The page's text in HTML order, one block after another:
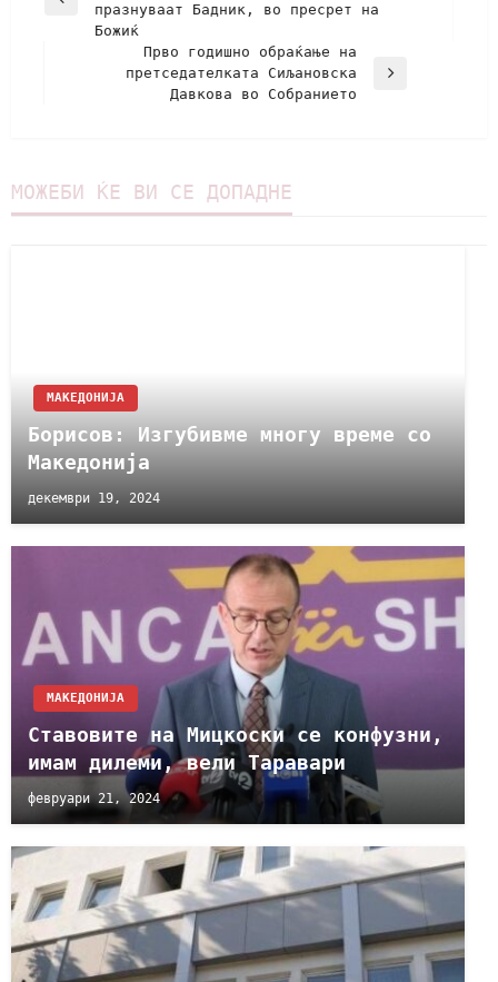
празнуваат Бадник, во пресрет на
Божиќ
Прво годишно обраќање на
претседателката Сиљановска
Давкова во Собранието
МОЖЕБИ ЌЕ ВИ СЕ ДОПАДНЕ
МАКЕДОНИЈА
Борисов: Изгубивме многу време со
Македонија
декември 19, 2024
МАКЕДОНИЈА
Ставовите на Мицкоски се конфузни,
имам дилеми, вели Таравари
февруари 21, 2024